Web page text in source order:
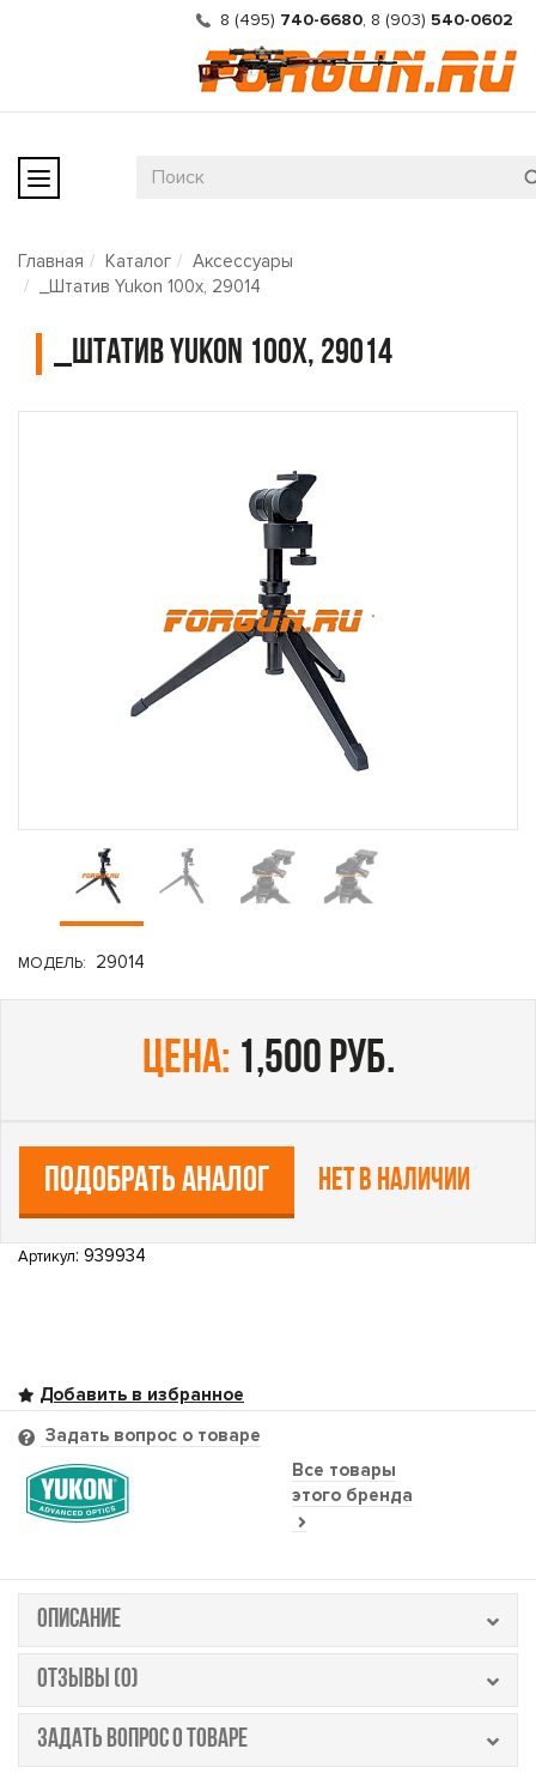
8 (495) 740-6680, 8 (903) 540-0602
Главная Каталог
Аксессуары
_Штатив Yukon 100x, 29014
_Штатив Yukon 100x, 29014
МОДЕЛЬ: 29014
цена: 1,500 руб.
ПОДОБРАТЬ АНАЛОГ Нет в наличии
Артикул: 939934
Все товары
этого бренда
Задать вопрос о товаре
ОПИСАНИЕ
ОТЗЫВЫ (0)
ЗАДАТЬ ВОПРОС О ТОВАРЕ